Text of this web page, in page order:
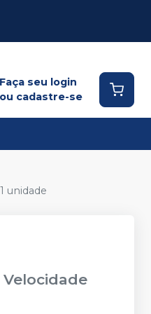
Faça seu login
ou cadastre-se
unidade